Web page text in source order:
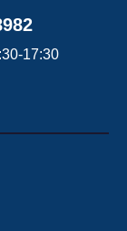
17:30